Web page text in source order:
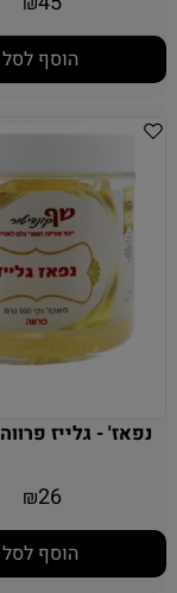
הוסף לסל
נפאז' - גלייז פרווה 500 גרם
₪26
הוסף לסל